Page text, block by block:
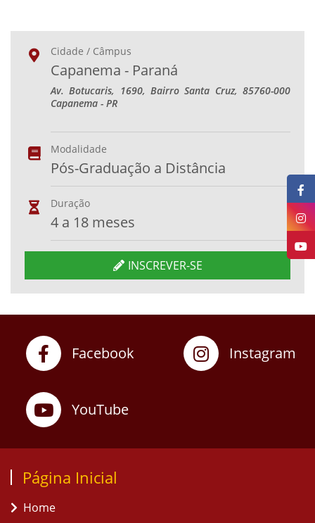
Cidade / Câmpus
Capanema - Paraná
Av. Botucaris, 1690, Bairro Santa Cruz, 85760-000
Capanema - PR
Modalidade
Pós-Graduação a Distância
Duração
4 a 18 meses
INSCREVER-SE
Facebook Instagram
YouTube
Página Inicial
Home